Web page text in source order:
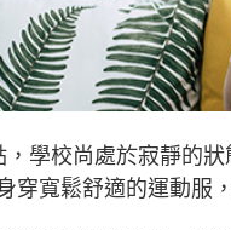
，學校尚處於寂靜的
穿寬鬆舒適的運動服